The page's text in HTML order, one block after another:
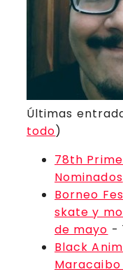
Últimas
todo)
78th
Nominados
Borneo
skate y
de mayo -
Black